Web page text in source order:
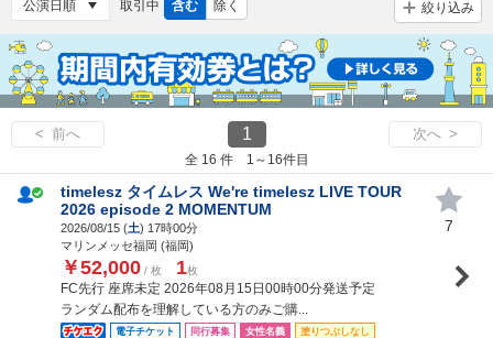
取引中 含む 除く 絞り込み
< 前へ 1 次へ >
全 16 件 1～16件目
timelesz タイムレス We're timelesz LIVE TOUR
2026 episode 2 MOMENTUM
2026/08/15 (土) 17時00分
マリンメッセ福岡 (福岡)
￥52,000 / 枚 1枚
FC先行 座席未定 2026年08月15日00時00分発送予定
ランダム配布を理解している方のみご購...
電子チケット 同行募集 女性名義
塗りつぶしなし
7